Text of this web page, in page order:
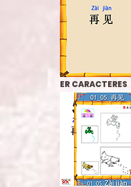
ER CARACTERES